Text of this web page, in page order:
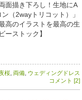
面描き下ろし！生地にA
（2wayトリコット）」
高のイラストを最高の生
ーストック】
桜, 両備, ウェディングドレス
コメント [2]